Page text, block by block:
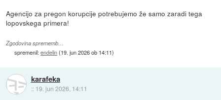
Agencijo za pregon korupcije potrebujemo že samo zaradi tega
lopovskega primera!
Zgodovina sprememb…
spremenil:endelin(19. jun 2026 ob 14:11)
karafeka
:: 19. jun 2026, 14:11